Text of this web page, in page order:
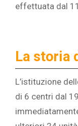
effettuata dal
La storia
L’istituzione
di 6 centri dal